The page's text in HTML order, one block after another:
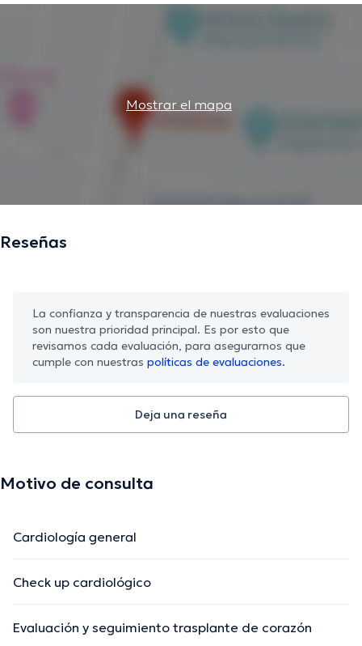
Mostrar el mapa
Reseñas
La confianza y transparencia de nuestras evaluaciones
son nuestra prioridad principal. Es por esto que
revisamos cada evaluación, para asegurarnos que
cumple con nuestras políticas de evaluaciones.
Deja una reseña
Motivo de consulta
Cardiología general
Check up cardiológico
Evaluación y seguimiento trasplante de corazón